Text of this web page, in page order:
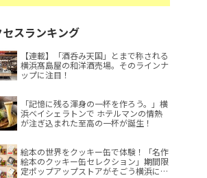
セスランキング
【連載】「酒呑み天国」とまで称される
横浜髙島屋の和洋酒売場。そのラインナ
ップに注目！
「記憶に残る渾身の一杯を作ろう。」横
浜ベイシェラトンで ホテルマンの情熱
が注ぎ込まれた至高の一杯が誕生！
絵本の世界をクッキー缶で体験！「名作
絵本のクッキー缶セレクション」期間限
定ポップアップストアがそごう横浜に登